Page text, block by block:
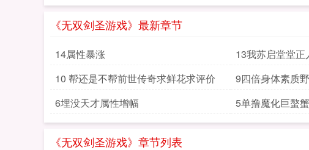
《无双剑圣游戏》最新章节
14属性暴涨 13我苏启堂堂
10 帮还是不帮前世传奇求鲜花求评价
9四倍身体素质
6埋没天才属性增幅
5单撸魔化巨螯蟹
《无双剑圣游戏》章节列表